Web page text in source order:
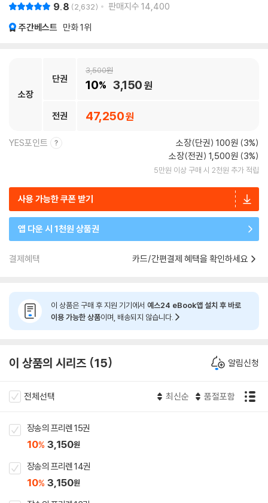
9.8 2,632 판매지수 14,400
주간베스트 만화1위
소장
단권
3,500
10 3,150
전권 47,250
YES포인트
소장(단권) 100원 (3%)
소장(전권) 1,500원 (3%)
5만원 이상 구매 시 2천원 추가 적립
사용 가능한 쿠폰 받기
앱 다운 시 1천원 상품권
결제혜택 카드/간편결제 혜택을 확인하세요
이 상품은 구매 후 지원 기기에서 예스24 eBook앱 설치 후 바로
이용 가능한 상품이며, 배송되지 않습니다.
이 상품의 시리즈 15 알림신청
전체선택 최신순 품절포함
장송의 프리렌 15권
10% 3,150원
장송의 프리렌 14권
10% 3,150원